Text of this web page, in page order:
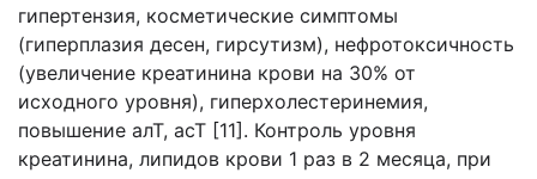
гипертензия, косметические симптомы
(гиперплазия десен, гирсутизм), нефротоксичность
(увеличение креатинина крови на 30% от
исходного уровня), гиперхолестеринемия,
повышение алТ, асТ [11]. Контроль уровня
креатинина, липидов крови 1 раз в 2 месяца, при